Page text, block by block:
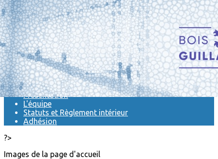
Exporter les lignes sélectionnées
Exporter toutes les colonnes
Exporter uniquement les colonnes affichées
Menu
<
>
Actualités
Présentation
L'équipe
Statuts et Règlement intérieur
Adhésion
?>
Images de la page d'accueil